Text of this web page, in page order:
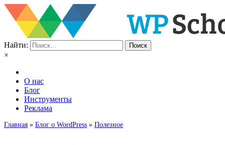
Найти:
×
О нас
Блог
Инструменты
Реклама
Главная » Блог о WordPress » Полезное